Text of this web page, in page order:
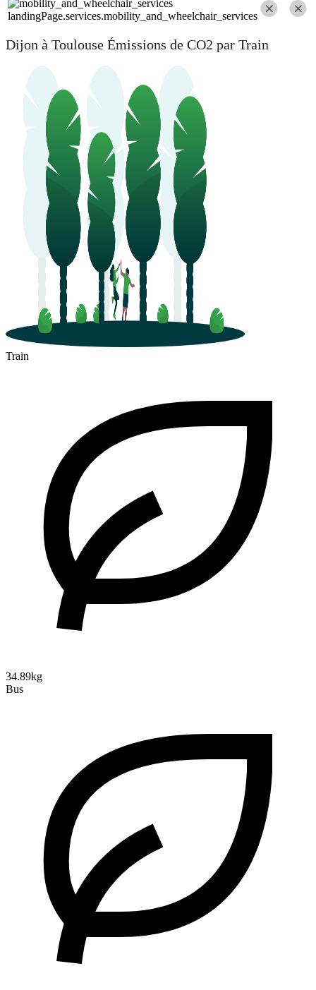
landingPage.services.mobility_and_wheelchair_services
Dijon à Toulouse Émissions de CO2 par Train
Train
34.89kg
Bus